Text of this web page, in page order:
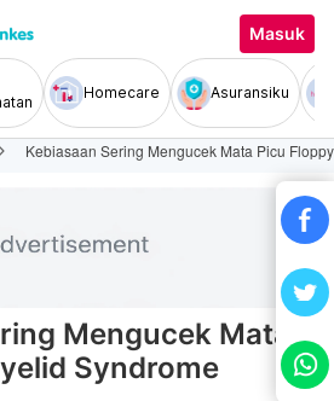
Masuk
Homecare Asuransiku
Kebiasaan Sering Mengucek Mata Picu
Mengucek Mata
Syndrome